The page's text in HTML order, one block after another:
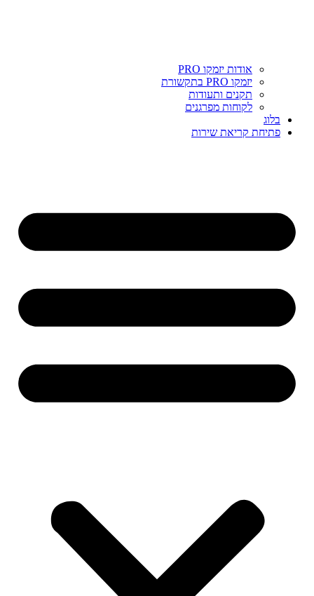
אודות יזמקו PRO
יזמקו PRO בתקשורת
תקנים ותעודות
לקוחות מפרגנים
בלוג
פתיחת קריאת שירות